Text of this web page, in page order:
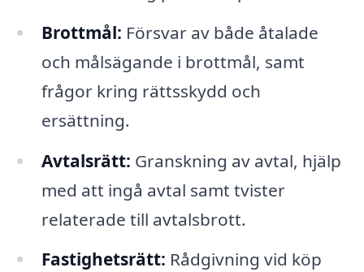
Brottmål: Försvar av både åtalade
och målsägande i brottmål, samt
frågor kring rättsskydd och
ersättning.
Avtalsrätt: Granskning av avtal, hjälp
med att ingå avtal samt tvister
relaterade till avtalsbrott.
Fastighetsrätt: Rådgivning vid köp